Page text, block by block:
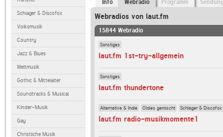
Schlager & Discofox
Volksmusik
Country
Jazz & Blues
Weltmusik
Gothic & Mittelalter
Soundtracks & Musical
Kinder-Musik
Gay
Christliche Musik
Info Webradio Programm
Webradios von laut.fm
15844 Webradio
Sonstiges
laut.fm 1st-try-allgemein
Sonstiges
laut.fm thundertone
Alternative & Indie Oldies gemischt Schlager & Discofox
laut.fm radio-musikmomente1